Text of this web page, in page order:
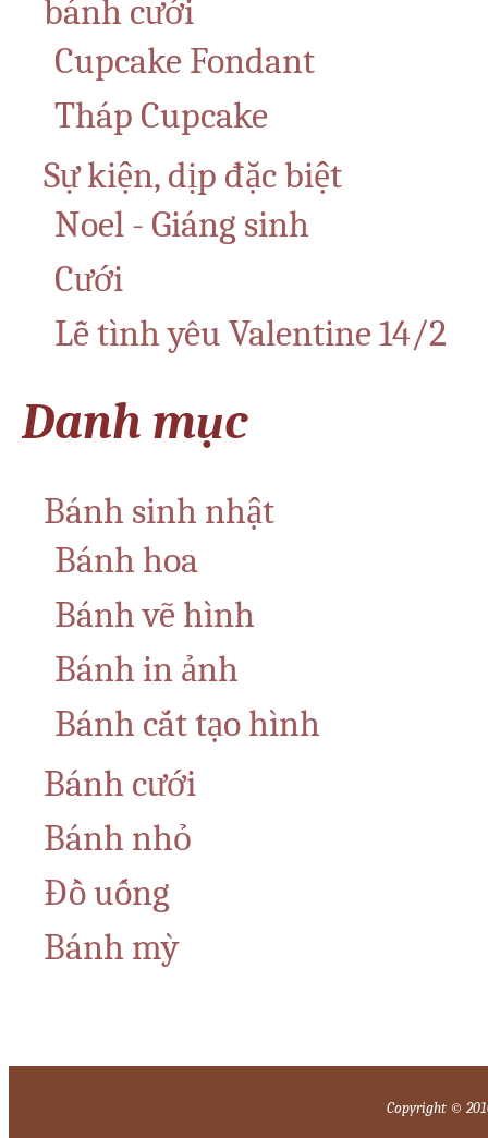
bánh cưới
Cupcake Fondant
Tháp Cupcake
Sự kiện, dịp đặc biệt
Noel - Giáng sinh
Cưới
Lễ tình yêu Valentine 14/2
Danh mục
Bánh sinh nhật
Bánh hoa
Bánh vẽ hình
Bánh in ảnh
Bánh cắt tạo hình
Bánh cưới
Bánh nhỏ
Đồ uống
Bánh mỳ
Copyright ©